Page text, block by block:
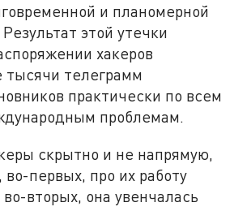
и планомерной
этой утечки
хакеров
тысячи телеграмм
практически по всем
проблемам.
скрытно и не напрямую,
первых, про их работу
вторых, она увенчалась